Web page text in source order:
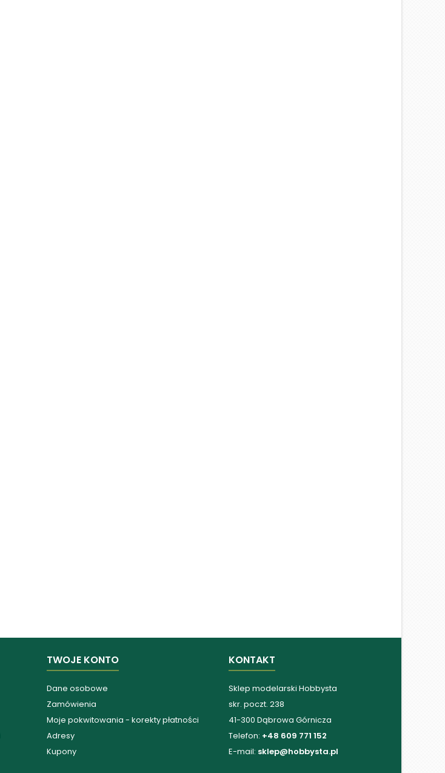
TWOJE KONTO
Dane osobowe
Zamówienia
Moje pokwitowania - korekty płatności
Adresy
Kupony
KONTAKT
Sklep modelarski Hobbysta
skr. poczt. 238
41-300 Dąbrowa Górnicza
Telefon: +48 609 771 152
E-mail: sklep@hobbysta.pl